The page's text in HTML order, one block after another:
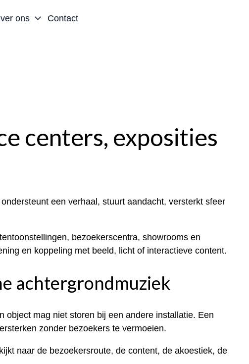
ons Contact
centers, exposities
een verhaal, stuurt aandacht, versterkt sfeer
bezoekerscentra, showrooms en
en koppeling met beeld, licht of interactieve content.
achtergrondmuziek
object mag niet storen bij een andere installatie. Een
zonder bezoekers te vermoeien.
naar de bezoekersroute, de content, de akoestiek, de